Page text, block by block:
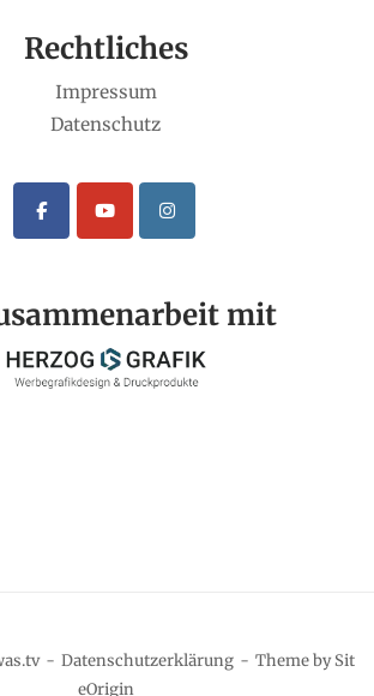
Rechtliches
Impressum
Datenschutz
mit
Datenschutzerklärung Theme bySit
eOrigin